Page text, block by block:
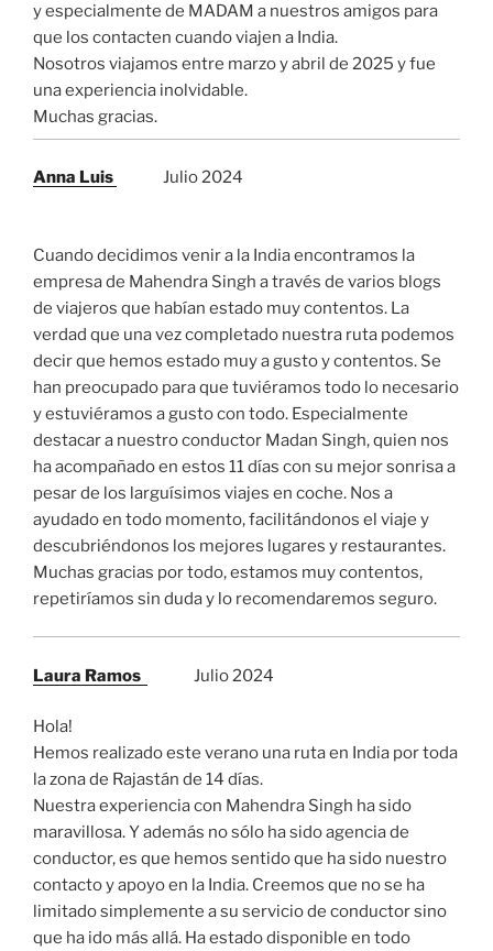
y especialmente de MADAM a nuestros amigos para
que los contacten cuando viajen a India.
Nosotros viajamos entre marzo y abril de 2025 y fue
una experiencia inolvidable.
Muchas gracias.
Anna Luis Julio 2024
Cuando decidimos venir a la India encontramos la
empresa de Mahendra Singh a través de varios blogs
de viajeros que habían estado muy contentos. La
verdad que una vez completado nuestra ruta podemos
decir que hemos estado muy a gusto y contentos. Se
han preocupado para que tuviéramos todo lo necesario
y estuviéramos a gusto con todo. Especialmente
destacar a nuestro conductor Madan Singh, quien nos
ha acompañado en estos 11 días con su mejor sonrisa a
pesar de los larguísimos viajes en coche. Nos a
ayudado en todo momento, facilitándonos el viaje y
descubriéndonos los mejores lugares y restaurantes.
Muchas gracias por todo, estamos muy contentos,
repetiríamos sin duda y lo recomendaremos seguro.
Laura Ramos Julio 2024
Hola!
Hemos realizado este verano una ruta en India por toda
la zona de Rajastán de 14 días.
Nuestra experiencia con Mahendra Singh ha sido
maravillosa. Y además no sólo ha sido agencia de
conductor, es que hemos sentido que ha sido nuestro
contacto y apoyo en la India. Creemos que no se ha
limitado simplemente a su servicio de conductor sino
que ha ido más allá. Ha estado disponible en todo